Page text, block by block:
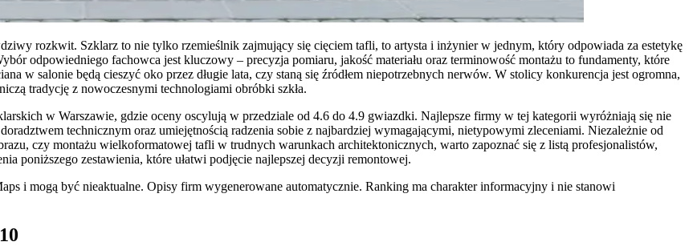
rozkwit. Szklarz to nie tylko rzemieślnik zajmujący się cięciem tafli, to artysta i inżynier w jednym, który odpowiada za estetykę
odpowiedniego fachowca jest kluczowy – precyzja pomiaru, jakość materiału oraz terminowość montażu to fundamenty, które
w salonie będą cieszyć oko przez długie lata, czy staną się źródłem niepotrzebnych nerwów. W stolicy konkurencja jest ogromna,
tradycję z nowoczesnymi technologiami obróbki szkła.
w Warszawie, gdzie oceny oscylują w przedziale od 4.6 do 4.9 gwiazdki. Najlepsze firmy w tej kategorii wyróżniają się nie
technicznym oraz umiejętnością radzenia sobie z najbardziej wymagającymi, nietypowymi zleceniami. Niezależnie od
czy montażu wielkoformatowej tafli w trudnych warunkach architektonicznych, warto zapoznać się z listą profesjonalistów,
poniższego zestawienia, które ułatwi podjęcie najlepszej decyzji remontowej.
i mogą być nieaktualne. Opisy firm wygenerowane automatycznie. Ranking ma charakter informacyjny i nie stanowi